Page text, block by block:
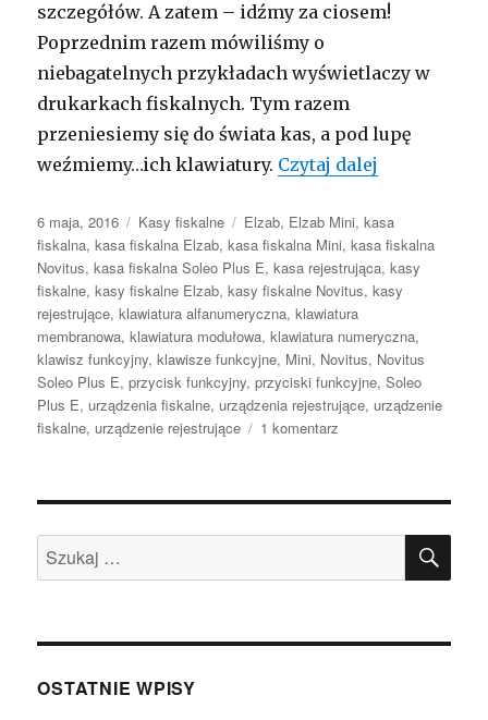
szczegółów. A zatem – idźmy za ciosem!
Poprzednim razem mówiliśmy o
niebagatelnych przykładach wyświetlaczy w
drukarkach fiskalnych. Tym razem
przeniesiemy się do świata kas, a pod lupę
weźmiemy…ich klawiatury. Czytaj dalej
Opublikowano
6 maja, 2016 Kategorie
Kasy fiskalne Tagi
Elzab, Elzab Mini,kasa
fiskalna,kasa fiskalna Elzab,kasa fiskalna Mini,kasa fiskalna
Novitus,kasa fiskalna Soleo Plus E,kasa rejestrująca,kasy
fiskalne,kasy fiskalne Elzab,kasy fiskalne Novitus,kasy
rejestrujące,klawiatura alfanumeryczna,klawiatura
membranowa,klawiatura modułowa,klawiatura numeryczna,
klawisz funkcyjny,klawisze funkcyjne, Mini, Novitus, Novitus
Soleo Plus E,przycisk funkcyjny,przyciski funkcyjne,Soleo
Plus E, urządzenia fiskalne, urządzenia rejestrujące, urządzenie
fiskalne, urządzenie rejestrujące 1 komentarz
korzyści
Ci
klawiatura
Szukaj:
OSTATNIE WPISY